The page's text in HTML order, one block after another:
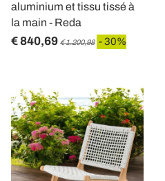
aluminium et tissu tissé à
la main - Reda
€ 840,69 € 1.200,98 - 30%